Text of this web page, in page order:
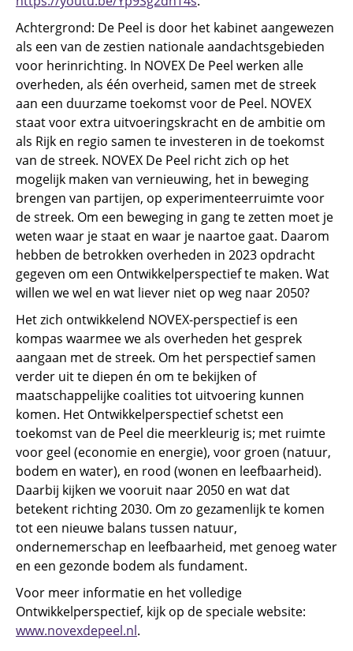
Achtergrond: De Peel is door het kabinet aangewezen
als een van de zestien nationale aandachtsgebieden
voor herinrichting. In NOVEX De Peel werken alle
overheden, als één overheid, samen met de streek
aan een duurzame toekomst voor de Peel. NOVEX
staat voor extra uitvoeringskracht en de ambitie om
als Rijk en regio samen te investeren in de toekomst
van de streek. NOVEX De Peel richt zich op het
mogelijk maken van vernieuwing, het in beweging
brengen van partijen, op experimenteerruimte voor
de streek. Om een beweging in gang te zetten moet je
weten waar je staat en waar je naartoe gaat. Daarom
hebben de betrokken overheden in 2023 opdracht
gegeven om een Ontwikkelperspectief te maken. Wat
willen we wel en wat liever niet op weg naar 2050?
Het zich ontwikkelend NOVEX-perspectief is een
kompas waarmee we als overheden het gesprek
aangaan met de streek. Om het perspectief samen
verder uit te diepen én om te bekijken of
maatschappelijke coalities tot uitvoering kunnen
komen. Het Ontwikkelperspectief schetst een
toekomst van de Peel die meerkleurig is; met ruimte
voor geel (economie en energie), voor groen (natuur,
bodem en water), en rood (wonen en leefbaarheid).
Daarbij kijken we vooruit naar 2050 en wat dat
betekent richting 2030. Om zo gezamenlijk te komen
tot een nieuwe balans tussen natuur,
ondernemerschap en leefbaarheid, met genoeg water
en een gezonde bodem als fundament.
Voor meer informatie en het volledige
Ontwikkelperspectief, kijk op de speciale website:
www.novexdepeel.nl.